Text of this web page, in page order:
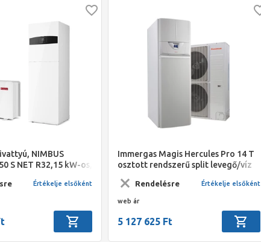
NIMBUS
S NET R32,15 kW-os,
beltéri egységgel
Értékelje elsőként
Immergas Magis Hercules Pro 14 T
osztott rendszerű split levegő/víz
Rendelésre Értékelje elsőként
web ár
5 127 625 Ft